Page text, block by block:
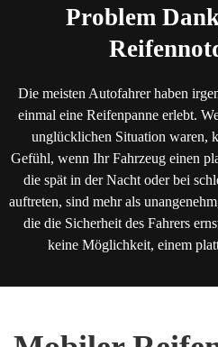
Problem
Die meisten Autofahrer haben
einmal eine Reifenpanne erlebt.
unglücklichen Situation waren,
Gefühl, wenn Ihr Fahrzeug einen
die spät in der Nacht oder bei
auftreten, sind mehr als
die die Sicherheit des Fahrers
keine Möglichkeit, einem